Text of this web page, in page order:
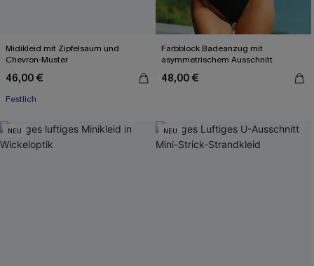
Midikleid mit Zipfelsaum und
Chevron-Muster
46,00 €
Festlich
Farbblock Badeanzug mit
asymmetrischem Ausschnitt
48,00 €
NEU NEU